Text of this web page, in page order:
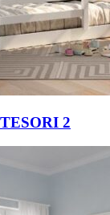
2